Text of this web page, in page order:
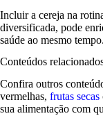
Incluir a cereja na
diversificada, pode
saúde ao mesmo tempo.
Conteúdos
Confira outros
vermelhas, frutas secas
sua alimentação com